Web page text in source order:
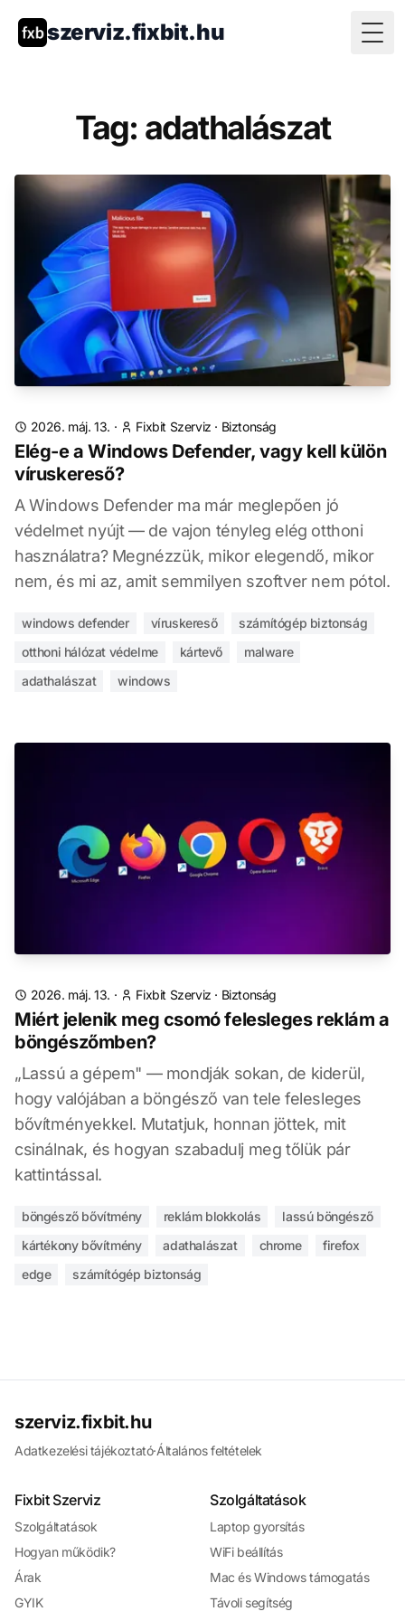
szerviz.fixbit.hu
Tag: adathalászat
2026. máj. 13. · Fixbit Szerviz · Biztonság
Elég-e a Windows Defender, vagy kell külön
víruskereső?
A Windows Defender ma már meglepően jó
védelmet nyújt — de vajon tényleg elég otthoni
használatra? Megnézzük, mikor elegendő, mikor
nem, és mi az, amit semmilyen szoftver nem pótol.
windows defender víruskereső
számítógép biztonság
otthoni hálózat védelme
kártevő
malware
adathalászat
windows
2026. máj. 13. · Fixbit Szerviz · Biztonság
Miért jelenik meg csomó felesleges reklám a
böngészőmben?
„Lassú a gépem" — mondják sokan, de kiderül,
hogy valójában a böngésző van tele felesleges
bővítményekkel. Mutatjuk, honnan jöttek, mit
csinálnak, és hogyan szabadulj meg tőlük pár
kattintással.
böngésző bővítmény reklám blokkolás
lassú böngésző
kártékony bővítmény
adathalászat chrome
firefox
edge
számítógép biztonság
szerviz.fixbit.hu
Adatkezelési tájékoztató·Általános feltételek
Fixbit Szerviz
Szolgáltatások
Hogyan működik?
Árak
GYIK
Szolgáltatások
Laptop gyorsítás
WiFi beállítás
Mac és Windows támogatás
Távoli segítség